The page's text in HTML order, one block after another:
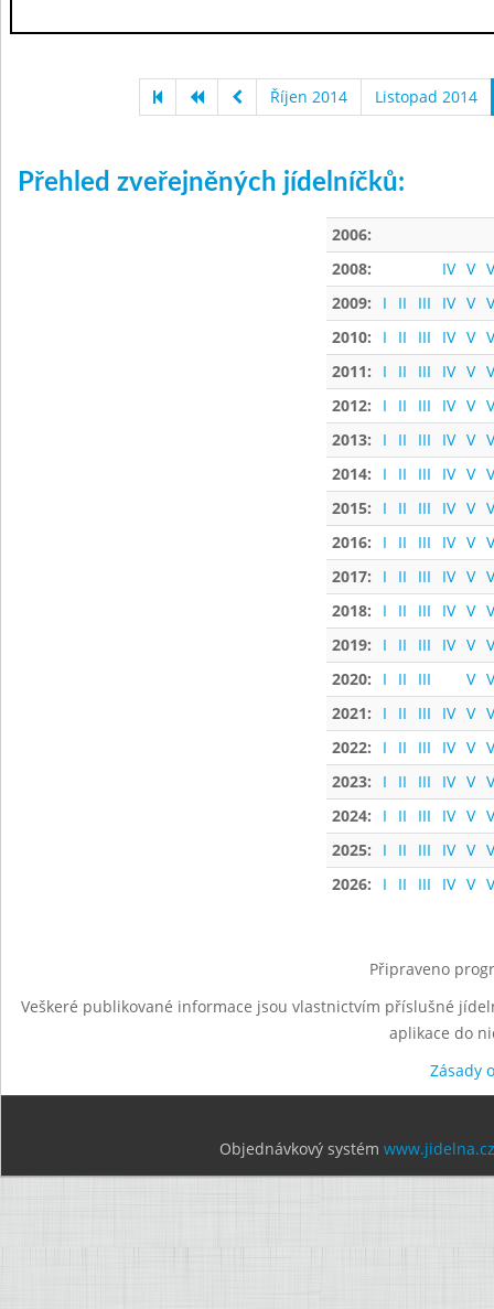
Říjen 2014 Listopad 2014
Přehled zveřejněných jídelníčků:
2006:
2008:
IV V
2009:
I II III IV V
2010:
I II III IV V
2011:
I II III IV V
2012:
I II III IV V
2013:
I II III IV V
2014:
I II III IV V
2015:
I II III IV V
2016:
I II III IV V
2017:
I II III IV V
2018:
I II III IV V
2019:
I II III IV V
2020:
I II III V
2021:
I II III IV V
2022:
I II III IV V
2023:
I II III IV V
2024:
I II III IV V
2025:
I II III IV V
2026:
I II III IV V
Připraveno
Veškeré publikované informace jsou vlastnictvím příslušné
aplikace do
Zásady
Objednávkový systém www.jidelna.cz